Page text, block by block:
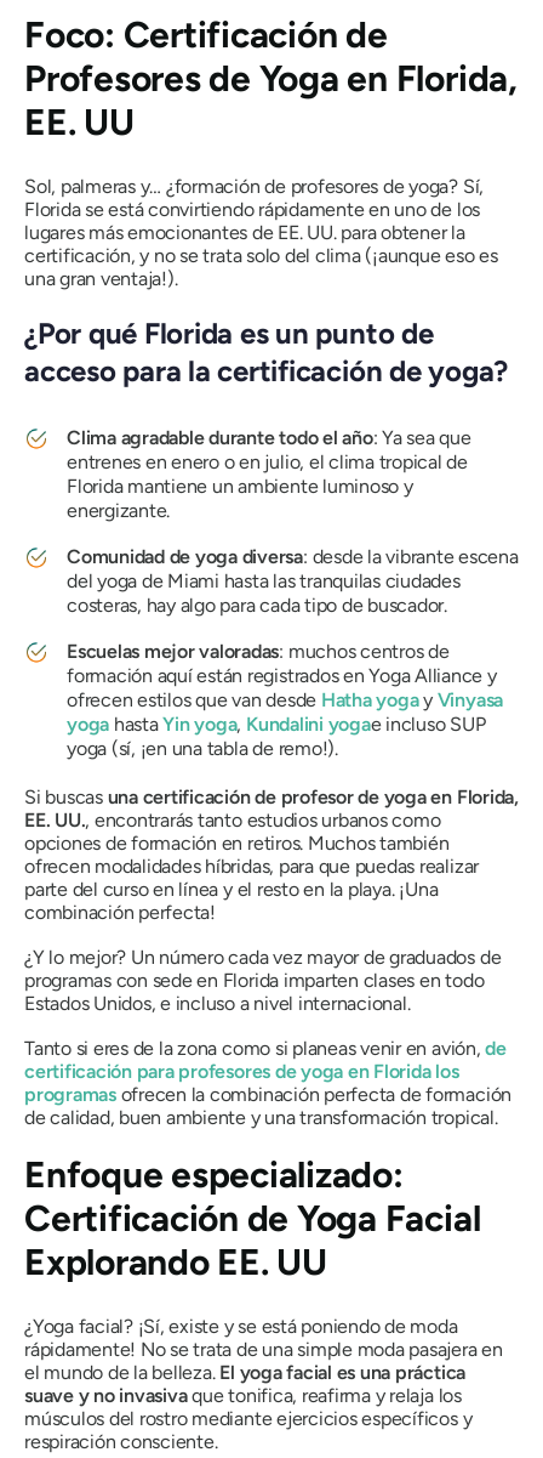
Foco: Certificación de
Profesores de Yoga en Florida,
EE. UU
Sol, palmeras y… ¿formación de profesores de yoga? Sí,
Florida se está convirtiendo rápidamente en uno de los
lugares más emocionantes de EE. UU. para obtener la
certificación, y no se trata solo del clima (¡aunque eso es
una gran ventaja!).
¿Por qué Florida es un punto de
acceso para la certificación de yoga?
Clima agradable durante todo el año: Ya sea que
entrenes en enero o en julio, el clima tropical de
Florida mantiene un ambiente luminoso y
energizante.
Comunidad de yoga diversa: desde la vibrante escena
del yoga de Miami hasta las tranquilas ciudades
costeras, hay algo para cada tipo de buscador.
Escuelas mejor valoradas: muchos centros de
formación aquí están registrados en Yoga Alliance y
ofrecen estilos que van desde Hatha yogay Vinyasa
yoga hastaYin yoga, Kundalini yogae incluso SUP
yoga (sí, ¡en una tabla de remo!).
Si buscas una certificación de profesor de yoga en Florida,
EE. UU., encontrarás tanto estudios urbanos como
opciones de formación en retiros. Muchos también
ofrecen modalidades híbridas, para que puedas realizar
parte del curso en línea y el resto en la playa. ¡Una
combinación perfecta!
¿Y lo mejor? Un número cada vez mayor de graduados de
programas con sede en Florida imparten clases en todo
Estados Unidos, e incluso a nivel internacional.
Tanto si eres de la zona como si planeas venir en avión,de
certificación para profesores de yoga en Floridalos
programasofrecen la combinación perfecta de formación
de calidad, buen ambiente y una transformación tropical.
Enfoque especializado:
Certificación de Yoga Facial
Explorando EE. UU
¿Yoga facial? ¡Sí, existe y se está poniendo de moda
rápidamente! No se trata de una simple moda pasajera en
el mundo de la belleza. El yoga facial es una práctica
suave y no invasivaque tonifica, reafirma y relaja los
músculos del rostro mediante ejercicios específicos y
respiración consciente.